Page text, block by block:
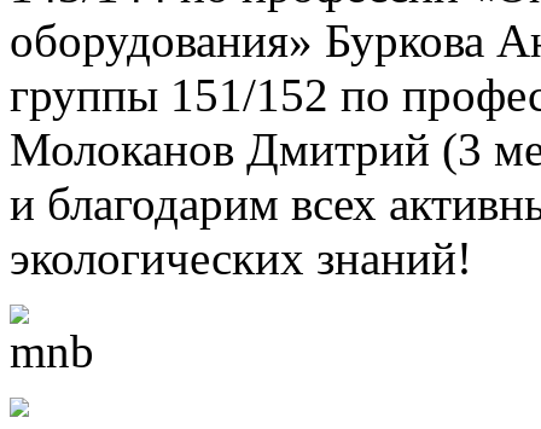
оборудования» Буркова
группы 151/152 по
Молоканов Дмитрий (3
и благодарим всех
экологических знаний!